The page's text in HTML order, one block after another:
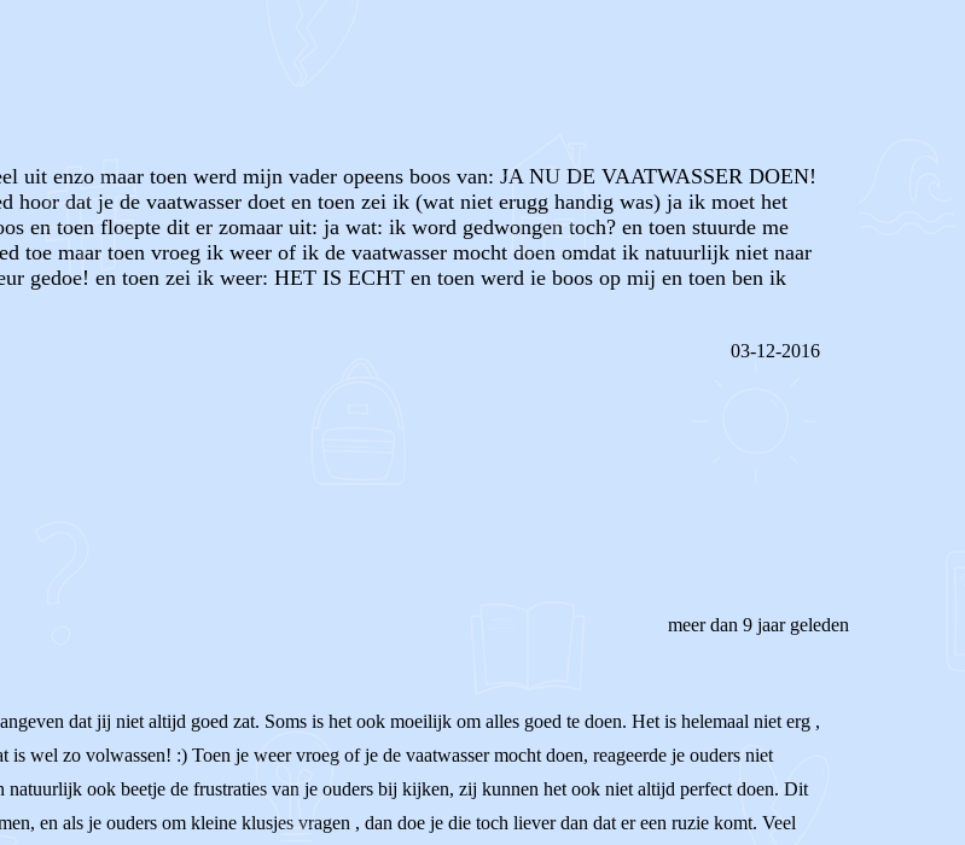
uit enzo maar toen werd mijn vader opeens boos van: JA NU DE VAATWASSER DOEN!
hoor dat je de vaatwasser doet en toen zei ik (wat niet erugg handig was) ja ik moet het
en toen floepte dit er zomaar uit: ja wat: ik word gedwongen toch? en toen stuurde me
toe maar toen vroeg ik weer of ik de vaatwasser mocht doen omdat ik natuurlijk niet naar
gedoe! en toen zei ik weer: HET IS ECHT en toen werd ie boos op mij en toen ben ik
03-12-2016
meer dan 9 jaar geleden
dat jij niet altijd goed zat. Soms is het ook moeilijk om alles goed te doen. Het is helemaal niet erg ,
wel zo volwassen! :) Toen je weer vroeg of je de vaatwasser mocht doen, reageerde je ouders niet
natuurlijk ook beetje de frustraties van je ouders bij kijken, zij kunnen het ook niet altijd perfect doen. Dit
en als je ouders om kleine klusjes vragen , dan doe je die toch liever dan dat er een ruzie komt. Veel